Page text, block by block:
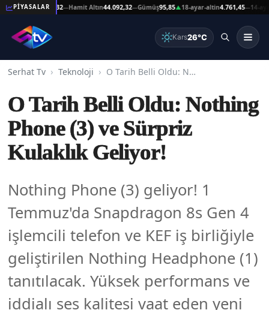
PİYASALAR
Altın44.092,32— Hamit Altın44.092,32—Gümüş95,85▲18-ayar-altin4.761,45—14-ayar-
Kars26°C
Serhat Tv Teknoloji O Tarih Belli Oldu: Nothing Phone (3) ve Sürpriz Kulaklık Geliyor!
O Tarih Belli Oldu: Nothing
Phone (3) ve Sürpriz
Kulaklık Geliyor!
Nothing Phone (3) geliyor! 1
Temmuz'da Snapdragon 8s Gen 4
işlemcili telefon ve KEF iş birliğiyle
geliştirilen Nothing Headphone (1)
tanıtılacak. Yüksek performans ve
iddialı ses kalitesi vaat eden yeni